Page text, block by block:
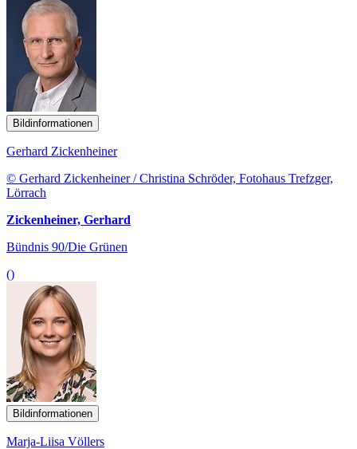
Bildinformationen
Gerhard Zickenheiner
© Gerhard Zickenheiner / Christina Schröder, Fotohaus Trefzger,
Lörrach
Zickenheiner, Gerhard
Bündnis 90/Die Grünen
()
Bildinformationen
Marja-Liisa Völlers